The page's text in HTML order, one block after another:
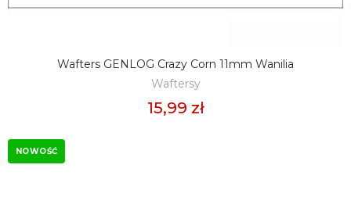
DODAJ DO KOSZYKA
Wafters GENLOG Crazy Corn 11mm Wanilia
Waftersy
15,99 zł
NOWOŚĆ